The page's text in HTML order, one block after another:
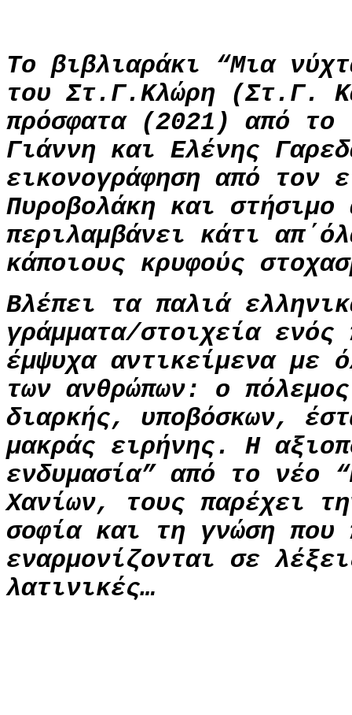
Το βιβλιαράκι “Μια
του Στ.Γ.Κλώρη (Στ.Γ.
πρόσφατα (2021) από το
Γιάννη και Ελένης
εικονογράφηση από τον
Πυροβολάκη και
περιλαμβάνει κάτι
κάποιους κρυφούς
Βλέπει τα παλιά
γράμματα/στοιχεία
έμψυχα αντικείμενα με
των ανθρώπων: ο
διαρκής, υποβόσκων,
μακράς ειρήνης. Η
ενδυμασία” από το νέο
Χανίων, τους παρέχει
σοφία και τη γνώση που
εναρμονίζονται σε
λατινικές…